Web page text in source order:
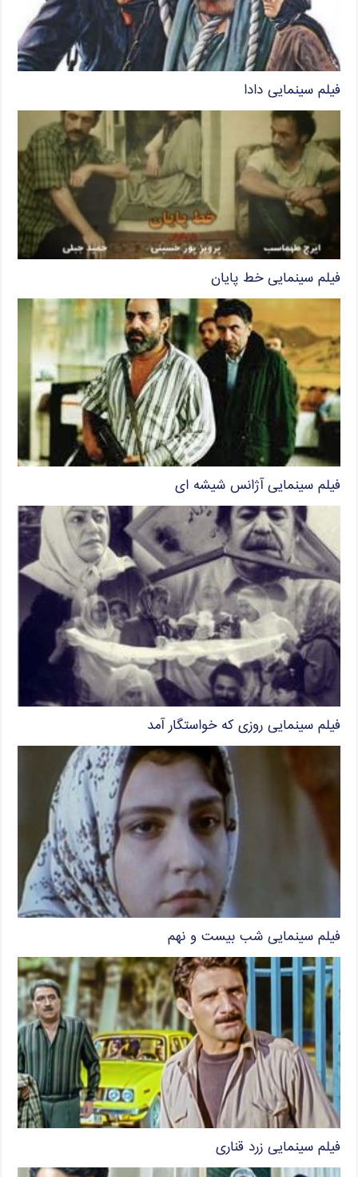
فیلم سینمایی دادا
فیلم سینمایی خط پایان
فیلم سینمایی آژانس شیشه ای
فیلم سینمایی روزی که خواستگار آمد
فیلم سینمایی شب بیست و نهم
فیلم سینمایی زرد قناری